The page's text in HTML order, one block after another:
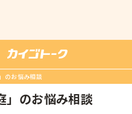
のお悩み相談
」のお悩み相談